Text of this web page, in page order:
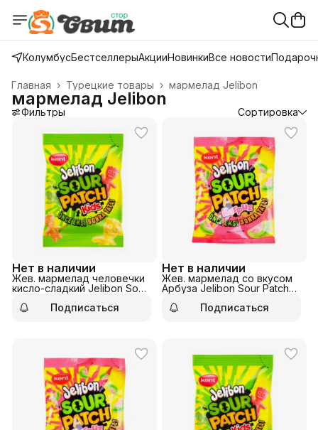
КолумбусБестселлерыАкцииНовинкиВсе новости
мармелад Jelibon
Турецкие товары ›
Главная ›
мармелад Jelibon
Фильтры Сортировка
Нет в наличии
Жев. мармелад человечки
кисло-сладкий Jelibon Sour
Подписаться
Нет в наличии
Жев. мармелад со вкусом
Арбуза Jelibon Sour Patch
Подписаться